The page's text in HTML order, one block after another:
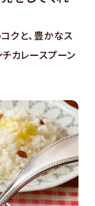
クと、豊かなス
カレースプーン